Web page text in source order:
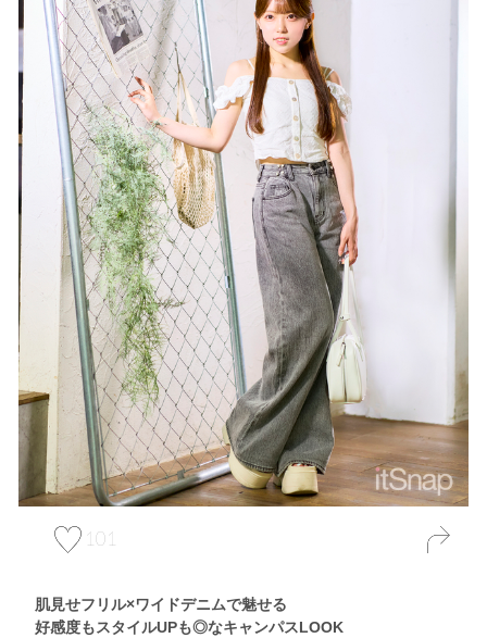
101
肌見せフリル×ワイドデニムで魅せる
好感度もスタイルUPも◎なキャンパスLOOK